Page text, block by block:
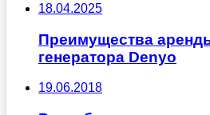
18.04.2025
Преимущества
генератора Denyo
19.06.2018